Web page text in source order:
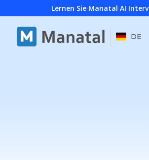
Lernen Sie Manatal AI
DE